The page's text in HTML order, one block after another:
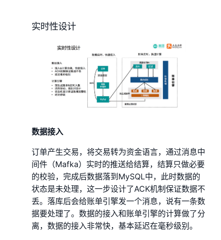
实时性设计
数据接入
订单产生交易，将交易转为资金语言，通过消息中
间件（Mafka）实时的推送给结算，结算只做必要
的校验，完成后数据落到MySQL中，此时数据的
状态是未处理，这一步设计了ACK机制保证数据不
丢。落库后会给账单引擎发一个消息，说有一条数
据要处理了。数据的接入和账单引擎的计算做了分
离，数据的接入非常快，基本延迟在毫秒级别。